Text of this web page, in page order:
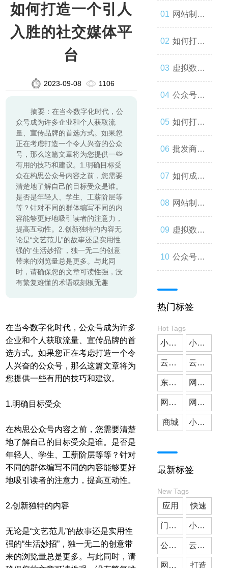
如何打造一个引人
入胜的社交媒体平
台
2023-09-08 1106
摘要：在当今数字化时代，公
众号成为许多企业和个人获取流
量、宣传品牌的首选方式。如果您
正在考虑打造一个令人兴奋的公众
号，那么这篇文章将为您提供一些
有用的技巧和建议。1.明确目标受
众在构思公众号内容之前，您需要
清楚地了解自己的目标受众是谁。
是否是年轻人、学生、工薪阶层等
等？针对不同的群体编写不同的内
容能够更好地吸引读者的注意力，
提高互动性。2.创新独特的内容无
论是“文艺范儿”的故事还是实用性
强的“生活妙招”，独一无二的创意
带来的浏览量总是更多。与此同
时，请确保您的文章可读性强，没
有繁复难懂的术语或刻板无趣
在当今数字化时代，公众号成为许多
企业和个人获取流量、宣传品牌的首
选方式。如果您正在考虑打造一个令
人兴奋的公众号，那么这篇文章将为
您提供一些有用的技巧和建议。
1.明确目标受众
在构思公众号内容之前，您需要清楚
地了解自己的目标受众是谁。是否是
年轻人、学生、工薪阶层等等？针对
不同的群体编写不同的内容能够更好
地吸引读者的注意力，提高互动性。
2.创新独特的内容
无论是“文艺范儿”的故事还是实用性
强的“生活妙招”，独一无二的创意带
来的浏览量总是更多。与此同时，请
网站制
作：让你
的品牌与
世界联系
起来
如何打造
一款高效
的网站
虚拟数字
人：技术
与人类事
务的交错
公众号开
发：如何
让你的公
众号成为
人们心中
的第一选
择
如何打造
一个优秀
的分销商
城？
批发商
城：为什
么您应该
考虑加
入？
如何成为
微信小程
序开发高
手？
网站制作
流程与技
巧
虚拟数字
人：从奇
现实
公众号开
一款受欢
迎的社交
媒体应用
热门标签
Hot Tags
小微公司 小程序开发
云派网络 云派小程序开发
东莞小程序开发 网站建设
网站搭建 网站开发
商城 小程序商城
最新标签
New Tags
应用 快速
门店预约 小微公司
公众号开发 云派小程序开发
网站制作 打造